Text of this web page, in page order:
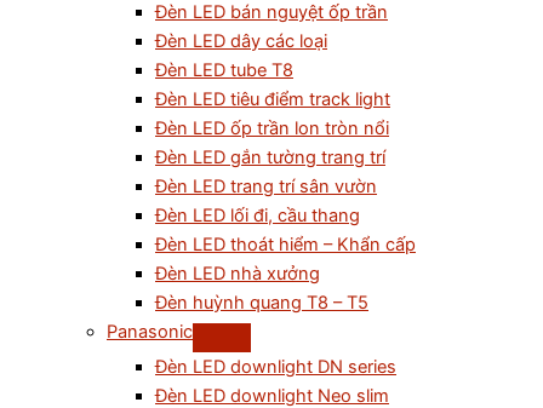
Đèn LED bán nguyệt ốp trần
Đèn LED dây các loại
Đèn LED tube T8
Đèn LED tiêu điểm track light
Đèn LED ốp trần lon tròn nổi
Đèn LED gắn tường trang trí
Đèn LED trang trí sân vườn
Đèn LED lối đi, cầu thang
Đèn LED thoát hiểm – Khẩn cấp
Đèn LED nhà xưởng
Đèn huỳnh quang T8 – T5
Panasonic
Đèn LED downlight DN series
Đèn LED downlight Neo slim